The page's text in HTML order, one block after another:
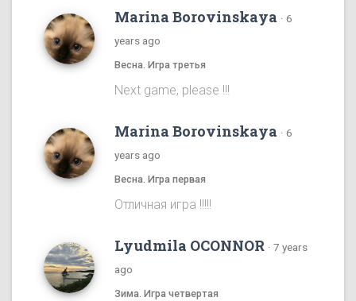
Marina Borovinskaya · 6
years ago
Весна. Игра третья
Next game, please !!!
Marina Borovinskaya · 6
years ago
Весна. Игра первая
Отличная игра !!!!!
Lyudmila OCONNOR · 7 years
ago
Зима. Игра четвертая